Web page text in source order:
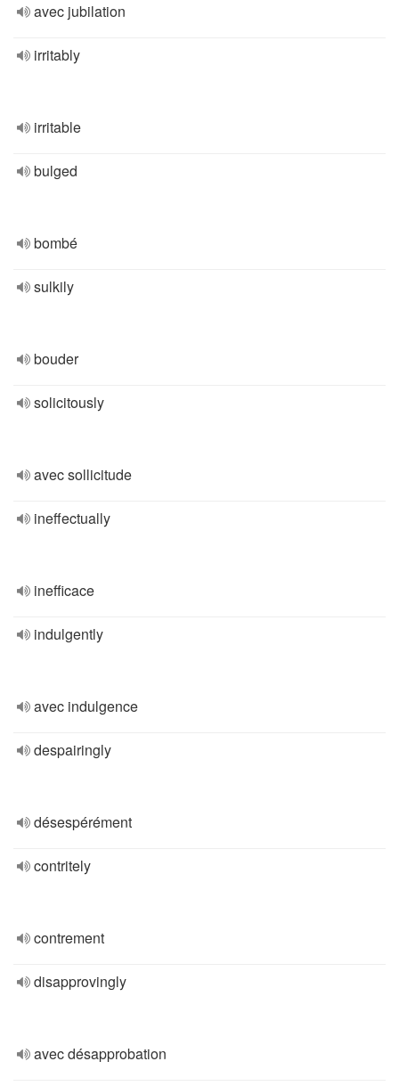
avec jubilation
irritably
irritable
bulged
bombé
sulkily
bouder
solicitously
avec sollicitude
ineffectually
inefficace
indulgently
avec indulgence
despairingly
désespérément
contritely
contrement
disapprovingly
avec désapprobation